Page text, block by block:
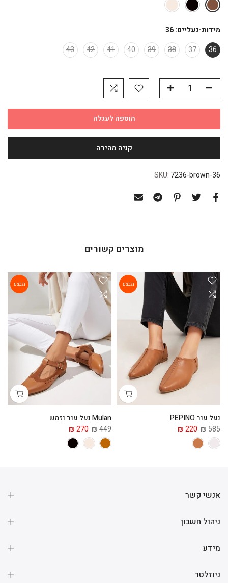
מידות-נעליים:36
36
37
38
39
40
41
42
43
הוספה לעגלה
SKU: 7236-brown-36
מוצרים קשורים
מבצע
נעל עור PEPINO
585 ₪
220 ₪
מבצע
Mulan נעל עור וזמש
449 ₪
270 ₪
אנשי קשר
ניהול חשבון
מידע
ניוזלטר